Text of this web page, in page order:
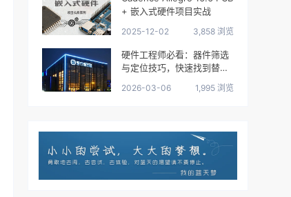
+ 嵌入式硬件项目实战
2025-12-02 3,858 浏览
硬件工程师必看：器件筛选
与定位技巧，快速找到替代
2026-03-06 1,995 浏览